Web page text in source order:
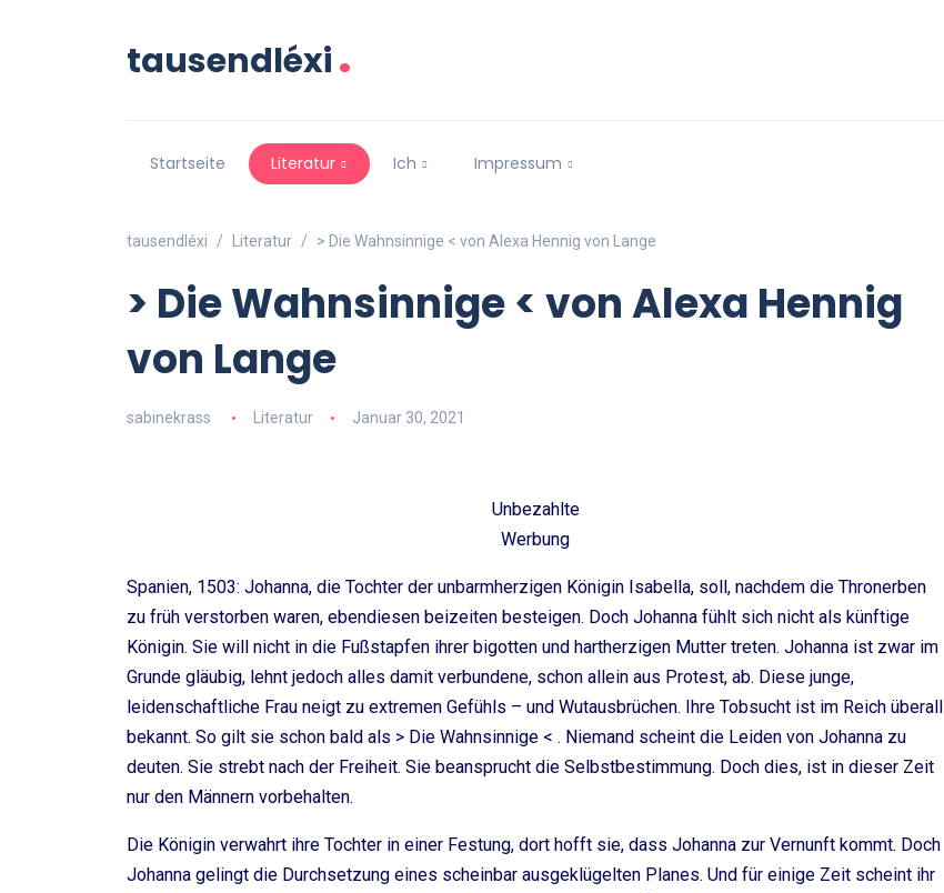
tausendléxi.
Startseite Literatur Ich Impressum
tausendléxi Literatur > Die Wahnsinnige < von Alexa Hennig von Lange
> Die Wahnsinnige < von Alexa Hennig
von Lange
sabinekrass Literatur Januar 30, 2021
Unbezahlte
Werbung
Spanien, 1503: Johanna, die Tochter der unbarmherzigen Königin Isabella, soll, nachdem die Thronerben
zu früh verstorben waren, ebendiesen beizeiten besteigen. Doch Johanna fühlt sich nicht als künftige
Königin. Sie will nicht in die Fußstapfen ihrer bigotten und hartherzigen Mutter treten. Johanna ist zwar im
Grunde gläubig, lehnt jedoch alles damit verbundene, schon allein aus Protest, ab. Diese junge,
leidenschaftliche Frau neigt zu extremen Gefühls – und Wutausbrüchen. Ihre Tobsucht ist im Reich überall
bekannt. So gilt sie schon bald als > Die Wahnsinnige < . Niemand scheint die Leiden von Johanna zu
deuten. Sie strebt nach der Freiheit. Sie beansprucht die Selbstbestimmung. Doch dies, ist in dieser Zeit
nur den Männern vorbehalten.
Die Königin verwahrt ihre Tochter in einer Festung, dort hofft sie, dass Johanna zur Vernunft kommt. Doch
Johanna gelingt die Durchsetzung eines scheinbar ausgeklügelten Planes. Und für einige Zeit scheint ihr